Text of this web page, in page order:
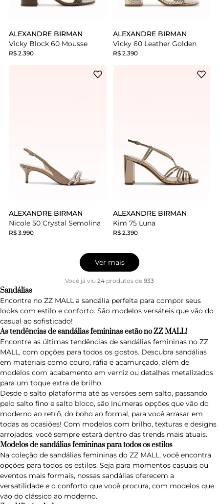
ALEXANDRE BIRMAN
Vicky Block 60 Mousse
R$ 2.390
ALEXANDRE BIRMAN
Vicky 60 Leather Golden
R$ 2.390
ALEXANDRE BIRMAN
Nicole 50 Crystal Semolina
R$ 3.990
ALEXANDRE BIRMAN
Kim 75 Luna
R$ 2.390
Ver mais
Você já viu 24 produtos de 933
Sandálias
Encontre no ZZ MALL a sandália perfeita para compor seus
looks com estilo e conforto. São modelos versáteis que vão do
casual ao sofisticado!
As tendências de sandálias femininas estão no ZZ MALL!
Encontre as últimas tendências de sandálias femininas no ZZ
MALL, com opções para todos os gostos. Descubra sandálias
em materiais como couro, ráfia e acamurçado, além de
modelos com acabamento em verniz ou detalhes metalizados
para um toque extra de brilho.
Desde o salto plataforma até as versões sem salto, passando
pelo salto fino e salto bloco, são inúmeras opções que vão do
moderno ao retrô, do boho ao formal, para você arrasar em
todas as ocasiões! Com modelos com brilho, texturas e designs
arrojados, você sempre estará dentro das trends mais atuais.
Modelos de sandálias femininas para todos os estilos
Na coleção de sandálias femininas do ZZ MALL, você encontra
opções para todos os estilos. Seja para momentos casuais ou
eventos mais formais, nossas sandálias oferecem a
versatilidade e o conforto que você procura, com modelos que
vão do clássico ao moderno.